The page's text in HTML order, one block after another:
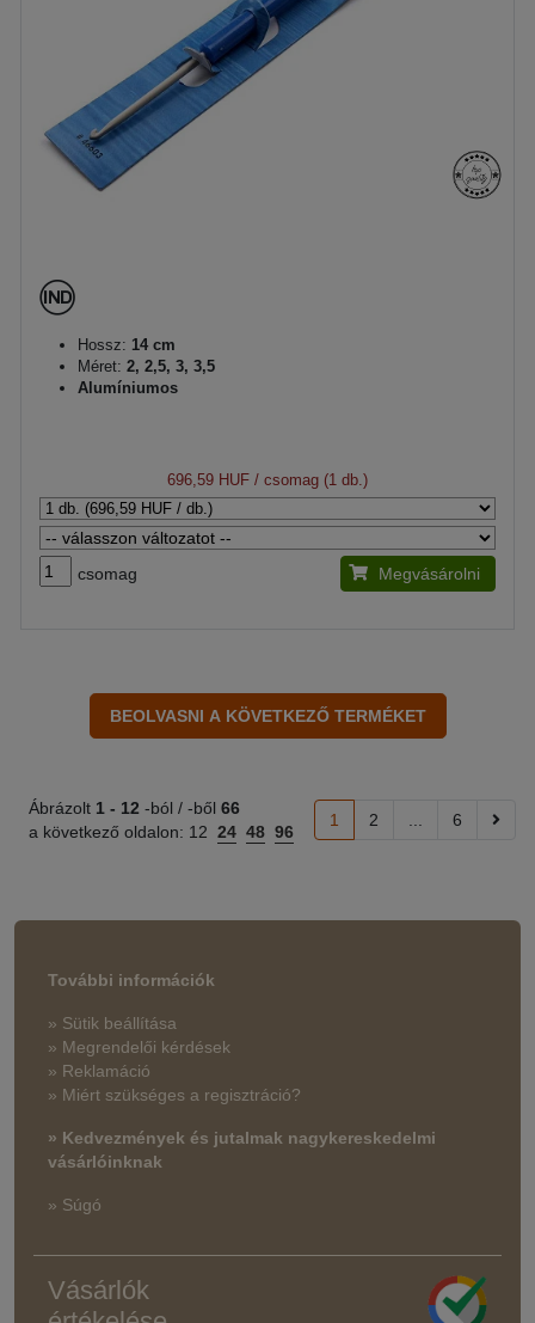
Hossz: 14 cm
Méret: 2, 2,5, 3, 3,5
Alumíniumos
696,59 HUF / csomag (1 db.)
csomag Megvásárolni
Ábrázolt 1 - 12 -ból / -ből 66
a következő oldalon: 12 24 48 96
1 2 6
További információk
» Sütik beállítása
» Megrendelői kérdések
» Reklamáció
» Miért szükséges a regisztráció?
» Kedvezmények és jutalmak nagykereskedelmi
vásárlóinknak
» Súgó
Vásárlók